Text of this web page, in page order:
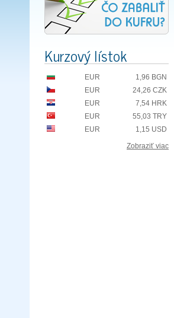
Kurzový lístok
EUR
1,96 BGN
EUR
24,26 CZK
EUR
7,54 HRK
EUR
55,03 TRY
EUR
1,15 USD
Zobraziť viac